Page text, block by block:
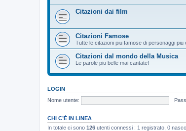
Citazioni dai film
Citazioni Famose
Tutte le citazioni piu famose di personaggi piu
Citazioni dal mondo della Musica
Le parole piu belle mai cantate!
LOGIN
Nome utente:
CHI C’È IN LINEA
In totale ci sono 126 utenti connessi : 1 registrato, 0